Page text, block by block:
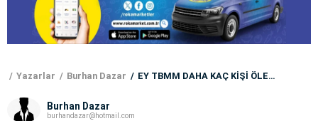
Yazarlar Burhan Dazar EY TBMM DAHA KAÇ KİŞİ ÖLECEK
Burhan Dazar
burhandazar@hotmail.com